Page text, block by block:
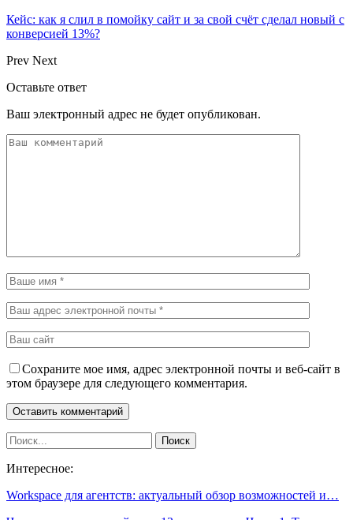
Кейс: как я слил в помойку сайт и за свой счёт сделал новый с
конверсией 13%?
Prev Next
Оставьте ответ
Ваш электронный адрес не будет опубликован.
Сохраните мое имя, адрес электронной почты и веб-сайт в
этом браузере для следующего комментария.
Интересное:
Workspace для агентств: актуальный обзор возможностей и…